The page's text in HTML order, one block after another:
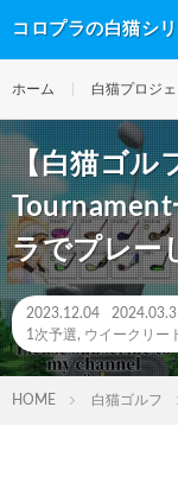
コロプラの白猫シ
ホーム 白猫プロジェ
【白猫ゴル
ラでプレー
2023.12.04
1次予選, ウイークリー
HOME 白猫ゴルフ